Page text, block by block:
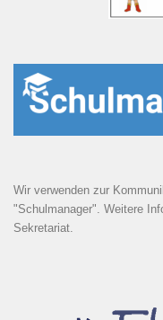
Wir verwenden zur
"Schulmanager". Weitere
Sekretariat.